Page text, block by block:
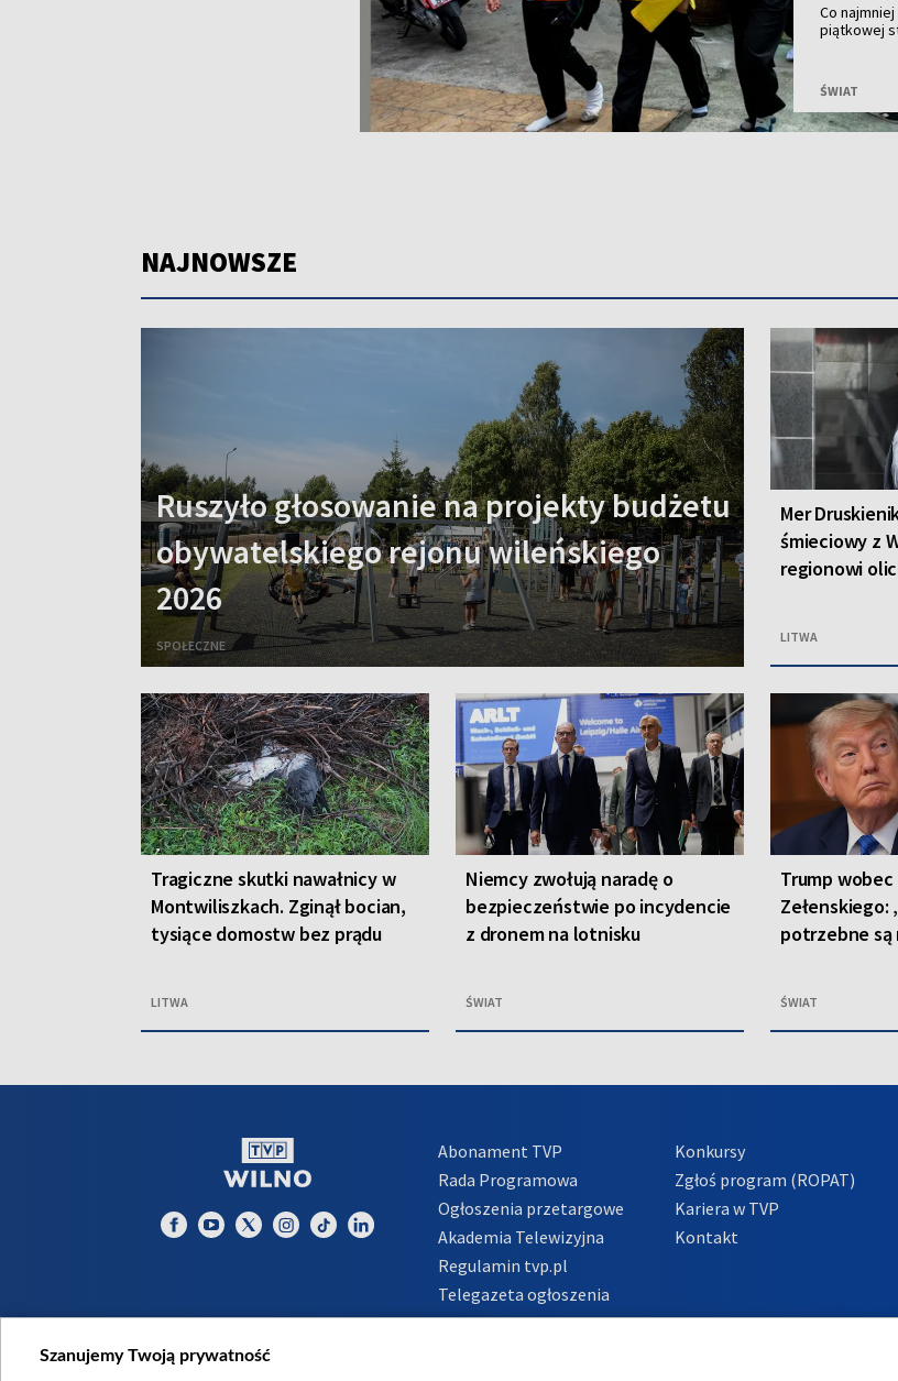
Co
piątkowej
szkoły z
ŚWIAT
NAJNOWSZE
Ruszyło głosowanie na projekty budżetu
obywatelskiego rejonu wileńskiego
2026
SPOŁECZNE
Mer
śmieciowy z
regionowi
LITWA
Tragiczne skutki nawałnicy w
Montwiliszkach. Zginął bocian,
tysiące domostw bez prądu
LITWA
Niemcy zwołują naradę o
bezpieczeństwie po incydencie
z dronem na lotnisku
ŚWIAT
Trump
Zełenskiego:
potrzebne są
ŚWIAT
Abonament TVP
Rada Programowa
Ogłoszenia przetargowe
Akademia Telewizyjna
Regulamin tvp.pl
Telegazeta ogłoszenia
Informacje o nadawcy
Konkursy
Zgłoś program (ROPAT)
Kariera w TVP
Kontakt
Szanujemy Twoją prywatność